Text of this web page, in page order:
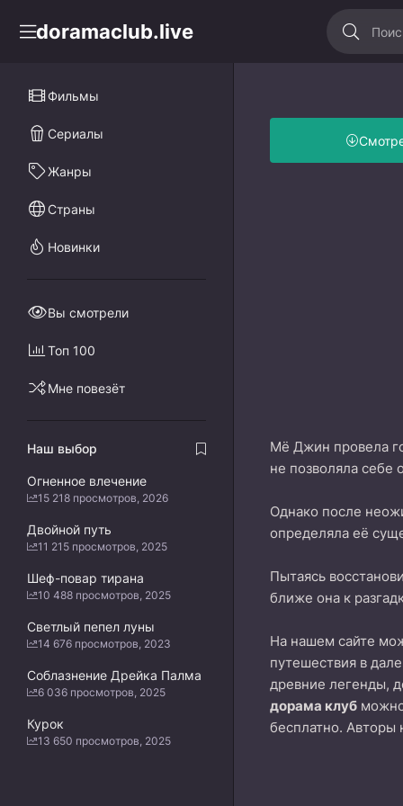
doramaclub.live
Мё Джин провела
не позволяла себе
Однако после
определяла её
Пытаясь
ближе она к
На нашем сайте
путешествия в
древние легенды,
дорама клуб
бесплатно. Авторы
Фильмы
Сериалы
Жанры
Страны
Новинки
Вы смотрели
Топ 100
Мне повезёт
Наш выбор
Огненное влечение
15 218 просмотров, 2026
Двойной путь
11 215 просмотров, 2025
Шеф-повар тирана
10 488 просмотров, 2025
Светлый пепел луны
14 676 просмотров, 2023
Соблазнение Дрейка Палма
6 036 просмотров, 2025
Курок
13 650 просмотров, 2025